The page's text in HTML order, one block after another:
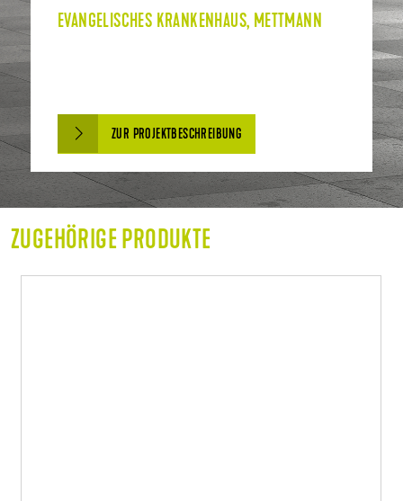
EVANGELISCHES KRANKENHAUS, METTMANN
ZUR PROJEKTBESCHREIBUNG
ZUGEHÖRIGE PRODUKTE